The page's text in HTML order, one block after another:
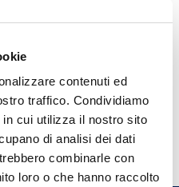
contenuti ed
traffico. Condividiamo
cui utilizza il nostro sito
di analisi dei dati
combinarle con
loro o che hanno raccolto
a te e parla con